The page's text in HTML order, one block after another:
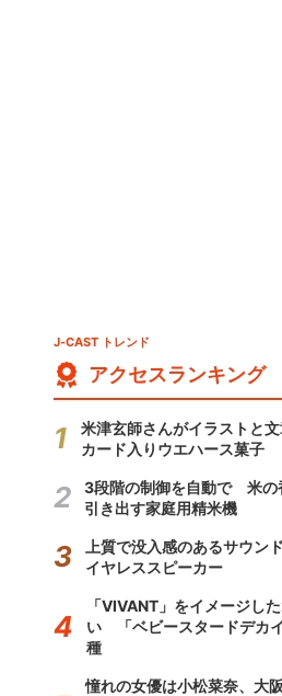
J-CAST トレンド
アクセスランキング
米津玄師さんがイラストと
カード入りウエハース菓子
3段階の制御を自動で 米の
引き出す家庭用精米機
上質で没入感のあるサウ
イヤレススピーカー
「VIVANT」をイメージし
い 「ベビースタードデカ
種
憧れの女優は小松菜奈、大